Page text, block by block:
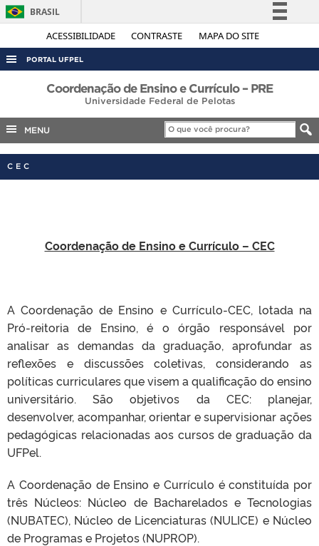
ACESSIBILIDADE CONTRASTE MAPA DO SITE
BRASIL
Simplifique!
Acesso à informação
Legislação
Canais
PORTAL UFPEL
ACESSO À INFORMAÇÃO
COBALTO
CONCURSOS
EDITAIS
PORTARIAS
Coordenação de Ensino e Currículo – PRE
Universidade Federal de Pelotas
MENU
CEC
Coordenação de Ensino e Currículo – CEC
A Coordenação de Ensino e Currículo-CEC, lotada na
Pró-reitoria de Ensino, é o órgão responsável por
analisar as demandas da graduação, aprofundar as
reflexões e discussões coletivas, considerando as
políticas curriculares que visem a qualificação do ensino
universitário. São objetivos da CEC: planejar,
desenvolver, acompanhar, orientar e supervisionar ações
pedagógicas relacionadas aos cursos de graduação da
UFPel.
A Coordenação de Ensino e Currículo é constituída por
três Núcleos: Núcleo de Bacharelados e Tecnologias
(NUBATEC), Núcleo de Licenciaturas (NULICE) e Núcleo
de Programas e Projetos (NUPROP).